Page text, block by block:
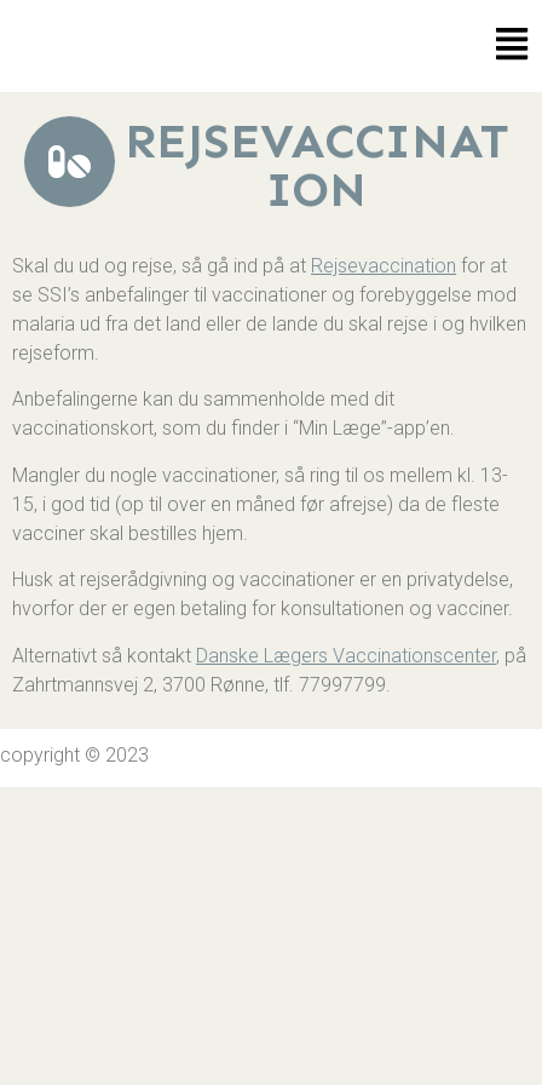
REJSEVACCINAT
ION
Skal du ud og rejse, så gå ind på at Rejsevaccination for at
se SSI’s anbefalinger til vaccinationer og forebyggelse mod
malaria ud fra det land eller de lande du skal rejse i og hvilken
rejseform.
Anbefalingerne kan du sammenholde med dit
vaccinationskort, som du finder i “Min Læge”-app’en.
Mangler du nogle vaccinationer, så ring til os mellem kl. 13-
15, i god tid (op til over en måned før afrejse) da de fleste
vacciner skal bestilles hjem.
Husk at rejserådgivning og vaccinationer er en privatydelse,
hvorfor der er egen betaling for konsultationen og vacciner.
Alternativt så kontakt Danske Lægers Vaccinationscenter, på
Zahrtmannsvej 2, 3700 Rønne, tlf. 77997799.
copyright © 2023